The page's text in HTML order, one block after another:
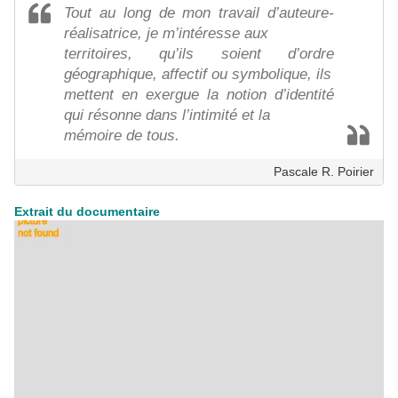
Tout au long de mon travail d’auteure-
réalisatrice, je m’intéresse aux
territoires, qu’ils soient d’ordre
géographique, affectif ou symbolique, ils
mettent en exergue la notion d’identité
qui résonne dans l’intimité et la
mémoire de tous.
Pascale R. Poirier
Extrait du documentaire